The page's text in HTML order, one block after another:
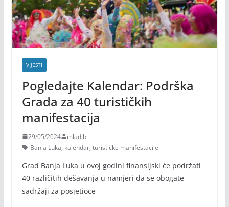
VIJESTI
Pogledajte Kalendar: Podrška
Grada za 40 turističkih
manifestacija
29/05/2024
mladibl
Banja Luka, kalendar, turističke manifestacije
Grad Banja Luka u ovoj godini finansijski će podržati
40 različitih dešavanja u namjeri da se obogate
sadržaji za posjetioce